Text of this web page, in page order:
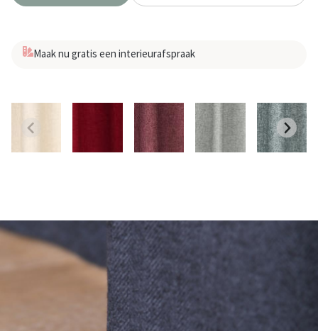
Maak nu gratis een interieurafspraak